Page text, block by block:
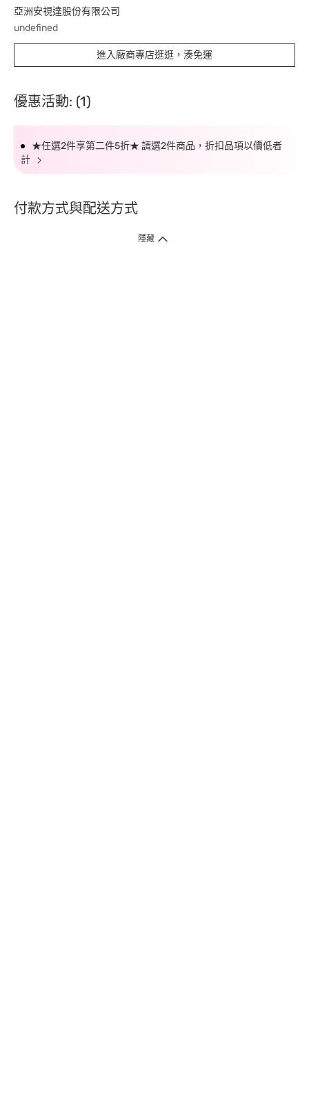
亞洲安視達股份有限公司
undefined
進入廠商專店逛逛，湊免運
優惠活動: (1)
★任選2件享第二件5折★ 請選2件商品，折扣品項以價低者
計
付款方式與配送方式
隱藏